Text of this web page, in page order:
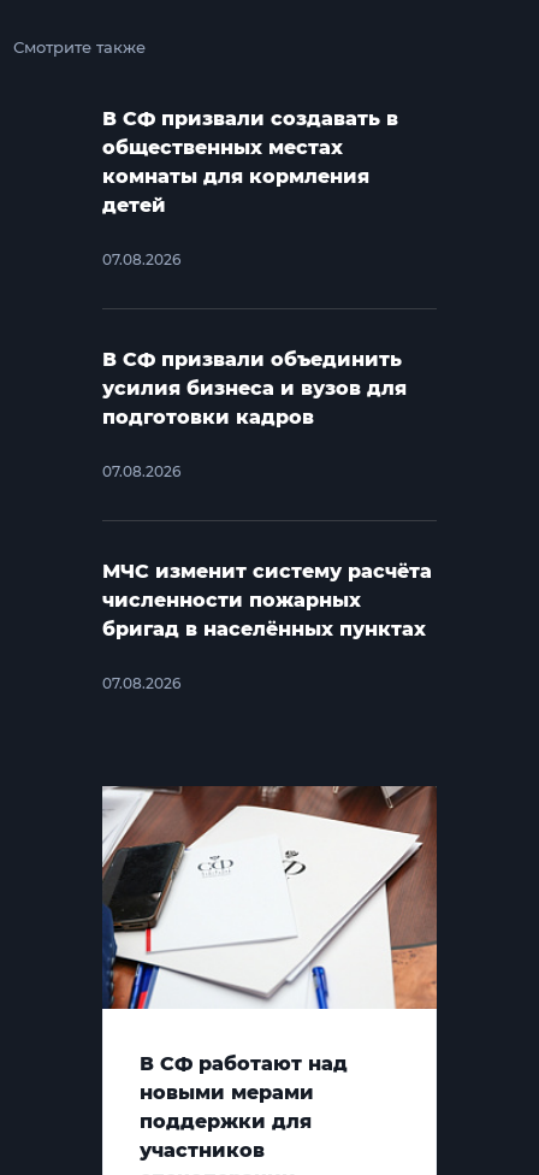
Смотрите также
В СФ призвали создавать в
общественных местах
комнаты для кормления
детей
07.08.2026
В СФ призвали объединить
усилия бизнеса и вузов для
подготовки кадров
07.08.2026
МЧС изменит систему расчёта
численности пожарных
бригад в населённых пунктах
07.08.2026
В СФ работают над
новыми мерами
поддержки для
участников